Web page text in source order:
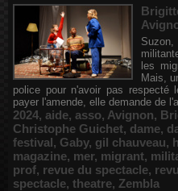
les
Mais,
police pour n'avoir pas respecté
payer l'amende, elle demande de
2024, aide, asso, Avignon,
Christophe Guichet, dame,
festival, Gaby, gil chauveau,
magazine, mer, migrant,
prof, revue du spectacle,
spectacle, theatre, Zembla